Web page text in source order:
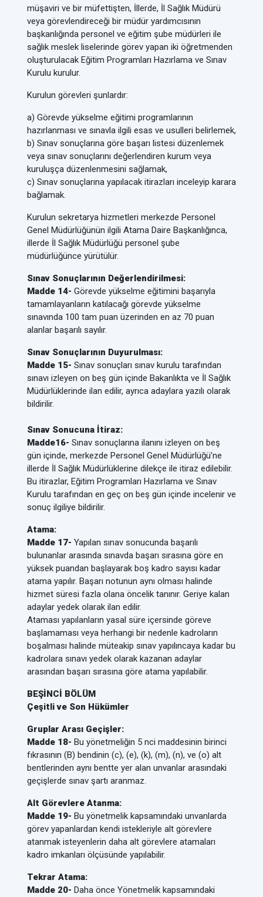
müşaviri ve bir müfettişten, İllerde, İl Sağlık Müdürü
veya görevlendireceği bir müdür yardımcısının
başkanlığında personel ve eğitim şube müdürleri ile
sağlık meslek liselerinde görev yapan iki öğretmenden
oluşturulacak Eğitim Programları Hazırlama ve Sınav
Kurulu kurulur.
Kurulun görevleri şunlardır:
a) Görevde yükselme eğitimi programlarının
hazırlanması ve sınavla ilgili esas ve usulleri belirlemek,
b) Sınav sonuçlarına göre başarı listesi düzenlemek
veya sınav sonuçlarını değerlendiren kurum veya
kuruluşça düzenlenmesini sağlamak,
c) Sınav sonuçlarına yapılacak itirazları inceleyip karara
bağlamak.
Kurulun sekretarya hizmetleri merkezde Personel
Genel Müdürlüğünün ilgili Atama Daire Başkanlığınca,
illerde İl Sağlık Müdürlüğü personel şube
müdürlüğünce yürütülür.
Sınav Sonuçlarının Değerlendirilmesi:
Madde 14- Görevde yükselme eğitimini başarıyla
tamamlayanların katılacağı görevde yükselme
sınavında 100 tam puan üzerinden en az 70 puan
alanlar başarılı sayılır.
Sınav Sonuçlarının Duyurulması:
Madde 15- Sınav sonuçları sınav kurulu tarafından
sınavı izleyen on beş gün içinde Bakanlıkta ve İl Sağlık
Müdürlüklerinde ilan edilir, ayrıca adaylara yazılı olarak
bildirilir.
Sınav Sonucuna İtiraz:
Madde16- Sınav sonuçlarına ilanını izleyen on beş
gün içinde, merkezde Personel Genel Müdürlüğü’ne
illerde İl Sağlık Müdürlüklerine dilekçe ile itiraz edilebilir.
Bu itirazlar, Eğitim Programları Hazırlama ve Sınav
Kurulu tarafından en geç on beş gün içinde incelenir ve
sonuç ilgiliye bildirilir.
Atama:
Madde 17- Yapılan sınav sonucunda başarılı
bulunanlar arasında sınavda başarı sırasına göre en
yüksek puandan başlayarak boş kadro sayısı kadar
atama yapılır. Başarı notunun aynı olması halinde
hizmet süresi fazla olana öncelik tanınır. Geriye kalan
adaylar yedek olarak ilan edilir.
Ataması yapılanların yasal süre içersinde göreve
başlamaması veya herhangi bir nedenle kadroların
boşalması halinde müteakip sınav yapılıncaya kadar bu
kadrolara sınavı yedek olarak kazanan adaylar
arasından başarı sırasına göre atama yapılabilir.
BEŞİNCİ BÖLÜM
Çeşitli ve Son Hükümler
Gruplar Arası Geçişler:
Madde 18- Bu yönetmeliğin 5 nci maddesinin birinci
fıkrasının (B) bendinin (c), (e), (k), (m), (n), ve (o) alt
bentlerinden aynı bentte yer alan unvanlar arasındaki
geçişlerde sınav şartı aranmaz.
Alt Görevlere Atanma:
Madde 19- Bu yönetmelik kapsamındaki unvanlarda
görev yapanlardan kendi istekleriyle alt görevlere
atanmak isteyenlerin daha alt görevlere atamaları
kadro imkanları ölçüsünde yapılabilir.
Tekrar Atama:
Madde 20- Daha önce Yönetmelik kapsamındaki